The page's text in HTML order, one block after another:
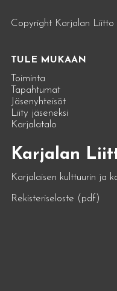
Copyright Karjalan Liitto
TULE MUKAAN
Toiminta
Tapahtumat
Jäsenyhteisöt
Liity jäseneksi
Karjalatalo
Karjalan
Karjalaisen kulttuurin ja
Rekisteriseloste (pdf)